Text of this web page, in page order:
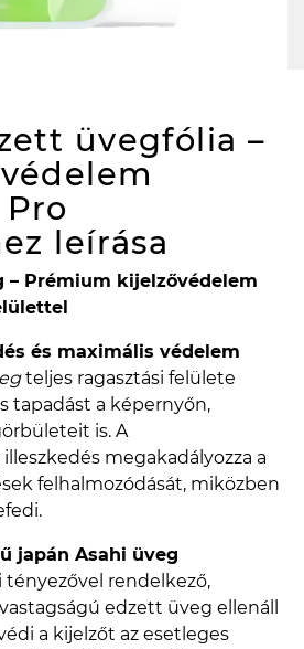
üvegfólia –
leírása
– Prémium kijelzővédelem
és maximális védelem
teljes ragasztási felülete
tapadást a képernyőn,
is. A
megakadályozza a
felhalmozódását, miközben
japán Asahi üveg
rendelkező,
edzett üveg ellenáll
a kijelzőt az esetleges